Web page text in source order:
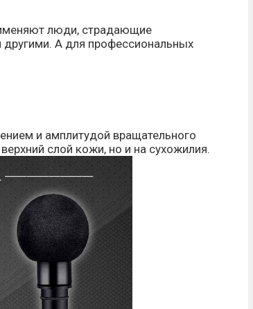
люди, страдающие
другими. А для профессиональных
и амплитудой вращательного
слой кожи, но и на сухожилия.